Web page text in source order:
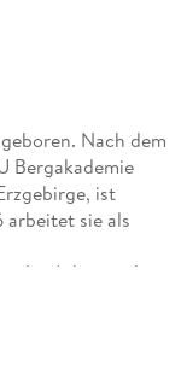
Nach dem
Bergakademie
ist
arbeitet sie als
der Arktis und
Gehmlich